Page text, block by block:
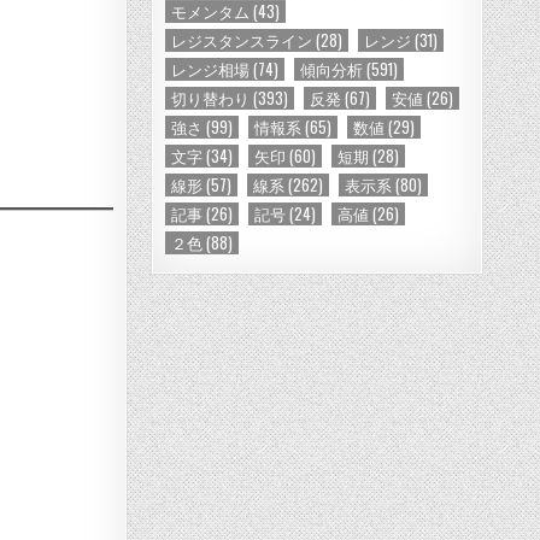
モメンタム (43)
レジスタンスライン (28) レンジ (31)
レンジ相場 (74) 傾向分析(591)
切り替わり (393) 反発 (67) 安値 (26)
強さ (99) 情報系(65) 数値 (29)
文字(34) 矢印 (60) 短期 (28)
線形(57) 線系(262) 表示系(80)
記事 (26) 記号(24) 高値 (26)
２色(88)